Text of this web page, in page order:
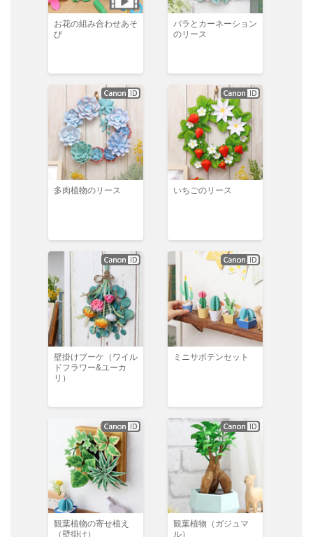
お花の組み合わせあそ
び
バラとカーネーション
のリース
多肉植物のリース いちごのリース
壁掛けブーケ（ワイル
ドフラワー&ユーカ
リ）
ミニサボテンセット
観葉植物の寄せ植え
（壁掛け）
観葉植物（ガジュマ
ル）